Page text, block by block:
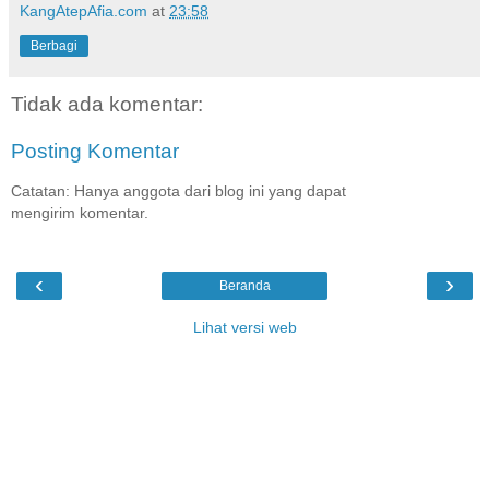
KangAtepAfia.com at 23:58
Berbagi
Tidak ada komentar:
Posting Komentar
Catatan: Hanya anggota dari blog ini yang dapat
mengirim komentar.
‹ ›
Beranda
Lihat versi web